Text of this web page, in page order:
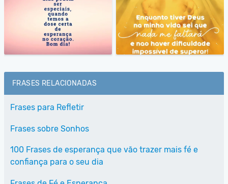
FRASES RELACIONADAS
Frases para Refletir
Frases sobre Sonhos
100 Frases de esperança que vão trazer mais fé e
confiança para o seu dia